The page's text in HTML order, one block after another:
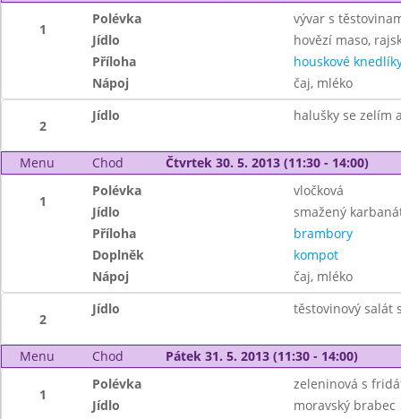
1
Polévka
vývar s
Jídlo
hovězí maso,
Příloha
houskové
Nápoj
čaj, mléko
2
Jídlo halušky se zelím
Menu Chod Čtvrtek 30. 5. 2013 (11:30 - 14:00)
1
Polévka
vločková
Jídlo
smažený
Příloha
brambory
Doplněk
kompot
Nápoj
čaj, mléko
2
Jídlo těstovinový salát
Menu Chod Pátek 31. 5. 2013 (11:30 - 14:00)
1
Polévka
zeleninová s
Jídlo
moravský brabec